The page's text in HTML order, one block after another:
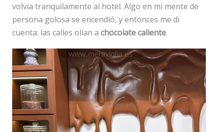
volvía tranquilamente al hotel. Algo en mi mente de
persona golosa se encendió, y entonces me di
cuenta: las calles olían a chocolate caliente.